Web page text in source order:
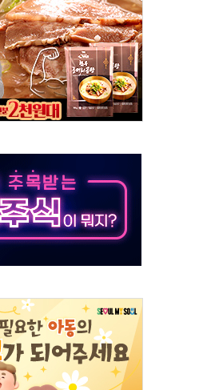
어져
과제 손본다
소리 내야"
고조